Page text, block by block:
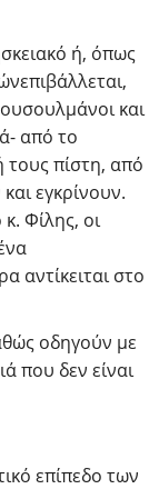
ή, όπως
και
από το
τους πίστη, από
εγκρίνουν.
Φίλης, οι
αντίκειται στο
οδηγούν με
που δεν είναι
επίπεδο των